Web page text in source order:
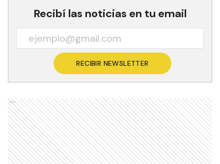
Recibí las noticias en tu email
RECIBIR NEWSLETTER
Ads